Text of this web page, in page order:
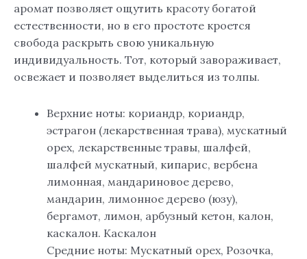
аромат позволяет ощутить красоту богатой
естественности, но в его простоте кроется
свобода раскрыть свою уникальную
индивидуальность. Тот, который завораживает,
освежает и позволяет выделиться из толпы.
Верхние ноты: кориандр, кориандр,
эстрагон (лекарственная трава), мускатный
орех, лекарственные травы, шалфей,
шалфей мускатный, кипарис, вербена
лимонная, мандариновое дерево,
мандарин, лимонное дерево (юзу),
бергамот, лимон, арбузный кетон, калон,
каскалон. Каскалон
Средние ноты: Мускатный орех, Розочка,